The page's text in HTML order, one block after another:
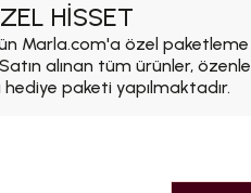
HİSSET
Marla.com'a özel paketleme
alınan tüm ürünler, özenle
paketi yapılmaktadır.